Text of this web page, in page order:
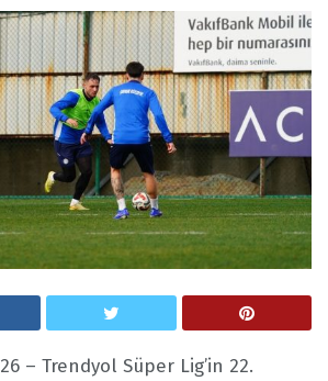
– Trendyol Süper Lig’in 22.